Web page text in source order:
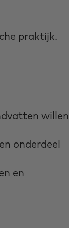
praktijk.
willen
onderdeel
en